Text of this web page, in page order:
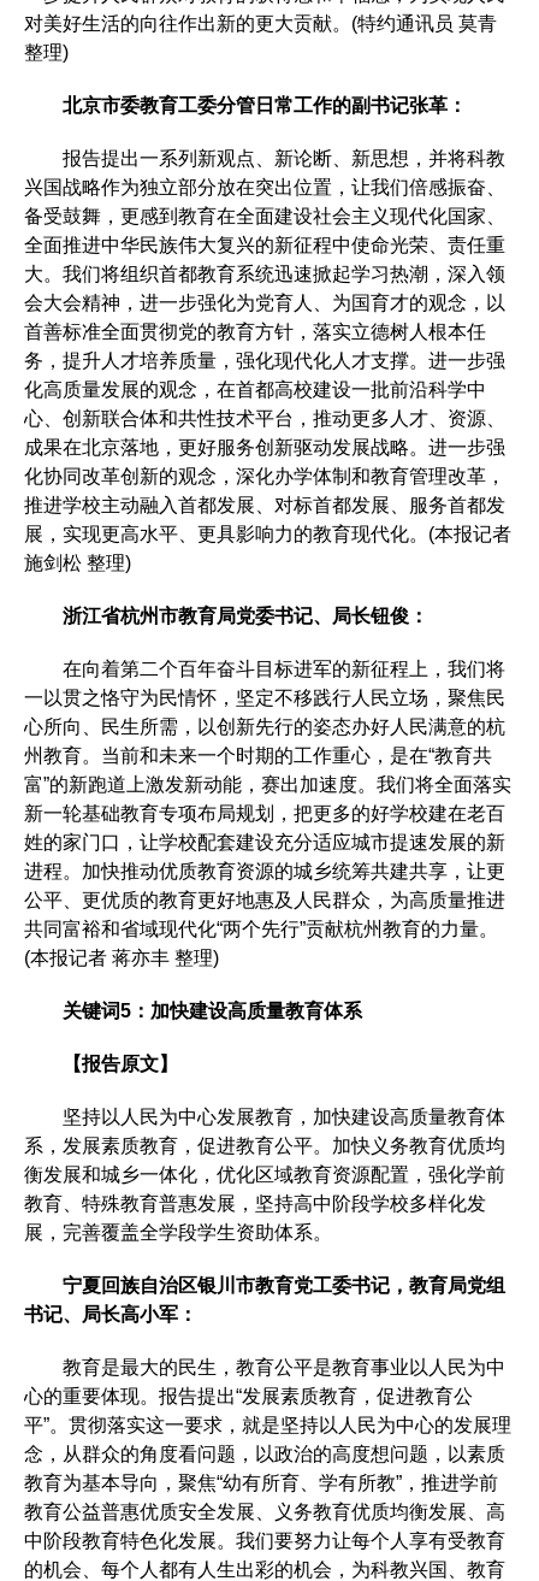
对美好生活的向往作出新的更大贡献。(特约通讯员 莫青
整理)
北京市委教育工委分管日常工作的副书记张革：
报告提出一系列新观点、新论断、新思想，并将科教
兴国战略作为独立部分放在突出位置，让我们倍感振奋、
备受鼓舞，更感到教育在全面建设社会主义现代化国家、
全面推进中华民族伟大复兴的新征程中使命光荣、责任重
大。我们将组织首都教育系统迅速掀起学习热潮，深入领
会大会精神，进一步强化为党育人、为国育才的观念，以
首善标准全面贯彻党的教育方针，落实立德树人根本任
务，提升人才培养质量，强化现代化人才支撑。进一步强
化高质量发展的观念，在首都高校建设一批前沿科学中
心、创新联合体和共性技术平台，推动更多人才、资源、
成果在北京落地，更好服务创新驱动发展战略。进一步强
化协同改革创新的观念，深化办学体制和教育管理改革，
推进学校主动融入首都发展、对标首都发展、服务首都发
展，实现更高水平、更具影响力的教育现代化。(本报记者
施剑松 整理)
浙江省杭州市教育局党委书记、局长钮俊：
在向着第二个百年奋斗目标进军的新征程上，我们将
一以贯之恪守为民情怀，坚定不移践行人民立场，聚焦民
心所向、民生所需，以创新先行的姿态办好人民满意的杭
州教育。当前和未来一个时期的工作重心，是在“教育共
富”的新跑道上激发新动能，赛出加速度。我们将全面落实
新一轮基础教育专项布局规划，把更多的好学校建在老百
姓的家门口，让学校配套建设充分适应城市提速发展的新
进程。加快推动优质教育资源的城乡统筹共建共享，让更
公平、更优质的教育更好地惠及人民群众，为高质量推进
共同富裕和省域现代化“两个先行”贡献杭州教育的力量。
(本报记者 蒋亦丰 整理)
关键词5：加快建设高质量教育体系
【报告原文】
坚持以人民为中心发展教育，加快建设高质量教育体
系，发展素质教育，促进教育公平。加快义务教育优质均
衡发展和城乡一体化，优化区域教育资源配置，强化学前
教育、特殊教育普惠发展，坚持高中阶段学校多样化发
展，完善覆盖全学段学生资助体系。
宁夏回族自治区银川市教育党工委书记，教育局党组
书记、局长高小军：
教育是最大的民生，教育公平是教育事业以人民为中
心的重要体现。报告提出“发展素质教育，促进教育公
平”。贯彻落实这一要求，就是坚持以人民为中心的发展理
念，从群众的角度看问题，以政治的高度想问题，以素质
教育为基本导向，聚焦“幼有所育、学有所教”，推进学前
教育公益普惠优质安全发展、义务教育优质均衡发展、高
中阶段教育特色化发展。我们要努力让每个人享有受教育
的机会、每个人都有人生出彩的机会，为科教兴国、教育